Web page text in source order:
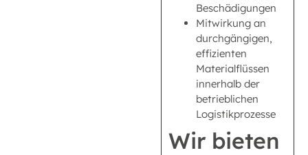
Beschädigungen
Mitwirkung an
durchgängigen,
effizienten
Materialflüssen
innerhalb der
betrieblichen
Logistikprozesse
Wir bieten